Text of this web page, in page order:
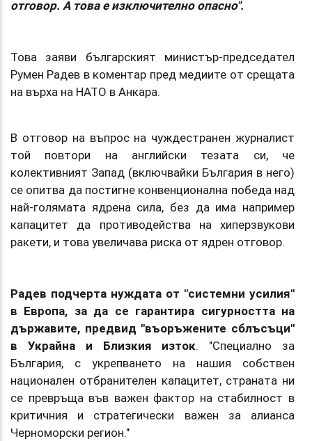
отговор. А това е изключително опасно".
Това заяви българският министър-председател
Румен Радев в коментар пред медиите от срещата
на върха на НАТО в Анкара.
В отговор на въпрос на чуждестранен журналист
той повтори на английски тезата си, че
колективният Запад (включвайки България в него)
се опитва да постигне конвенционална победа над
най-голямата ядрена сила, без да има например
капацитет да противодейства на хиперзвукови
ракети, и това увеличава риска от ядрен отговор.
Радев подчерта нуждата от "системни усилия"
в Европа, за да се гарантира сигурността на
държавите, предвид "въоръжените сблъсъци"
в Украйна и Близкия изток. "Специално за
България, с укрепването на нашия собствен
национален отбранителен капацитет, страната ни
се превръща във важен фактор на стабилност в
критичния и стратегически важен за алианса
Черноморски регион."